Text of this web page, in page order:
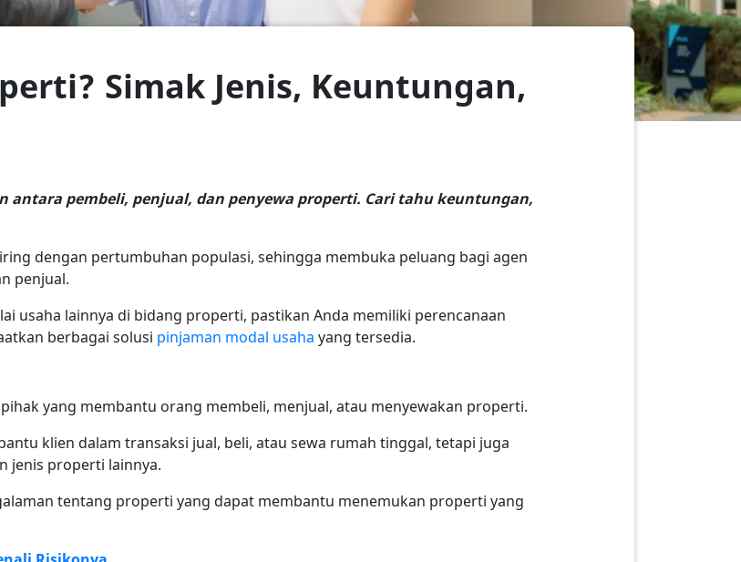
Simak Jenis, Keuntungan,
antara pembeli, penjual, dan penyewa properti. Cari tahu keuntungan,
dengan pertumbuhan populasi, sehingga membuka peluang bagi agen
penjual.
usaha lainnya di bidang properti, pastikan Anda memiliki perencanaan
berbagai solusi pinjaman modal usaha yang tersedia.
yang membantu orang membeli, menjual, atau menyewakan properti.
klien dalam transaksi jual, beli, atau sewa rumah tinggal, tetapi juga
jenis properti lainnya.
tentang properti yang dapat membantu menemukan properti yang